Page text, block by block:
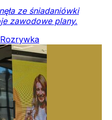
ze śniadaniówki
zawodowe plany.
Rozrywka